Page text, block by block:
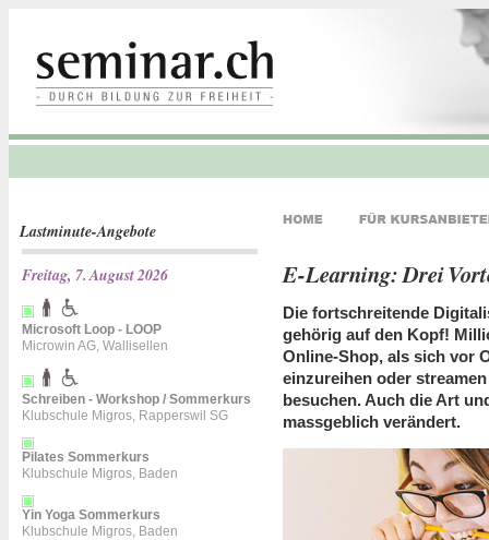
Lastminute-Angebote
Freitag, 7. August 2026
Microsoft Loop - LOOP
Microwin AG, Wallisellen
Schreiben - Workshop / Sommerkurs
Klubschule Migros, Rapperswil SG
Pilates Sommerkurs
Klubschule Migros, Baden
Yin Yoga Sommerkurs
Klubschule Migros, Baden
E-Learning: Drei
Die fortschreitende
gehörig auf den Kopf!
Online-Shop, als sich vor
einzureihen oder
besuchen. Auch die Art
massgeblich verändert.